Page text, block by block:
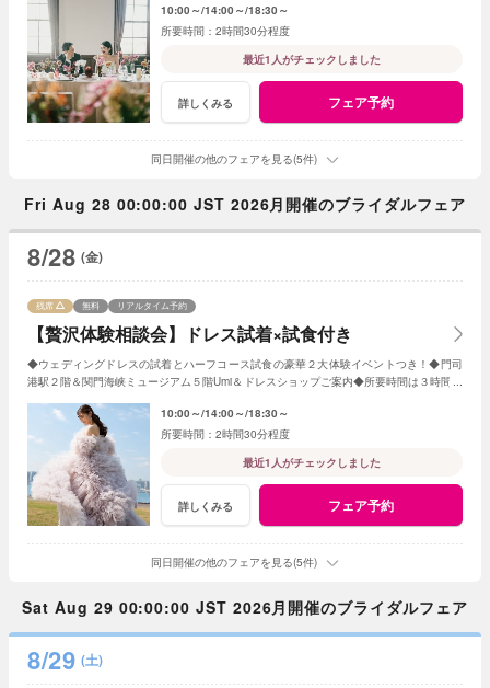
10:00～ 14:00～ 18:30～
2時間30分程度
最近1人がチェックしました
詳しくみる フェア予約
同日開催の他のフェアを見る(5件)
Fri Aug 28 00:00:00 JST 2026月開催のブライダルフェア
8/28 (金)
【贅沢体験相談会】ドレス試着×試食付き
残席 無料 リアルタイム予約
◆ウェディングドレスの試着とハーフコース試食の豪華２大体験イベントつき！◆門司
港駅２階＆関門海峡ミュージアム５階Umi＆ドレスショップご案内◆所要時間は３時間程
10:00～ 14:00～ 18:30～
2時間30分程度
最近1人がチェックしました
詳しくみる フェア予約
同日開催の他のフェアを見る(5件)
Sat Aug 29 00:00:00 JST 2026月開催のブライダルフェア
8/29 (土)